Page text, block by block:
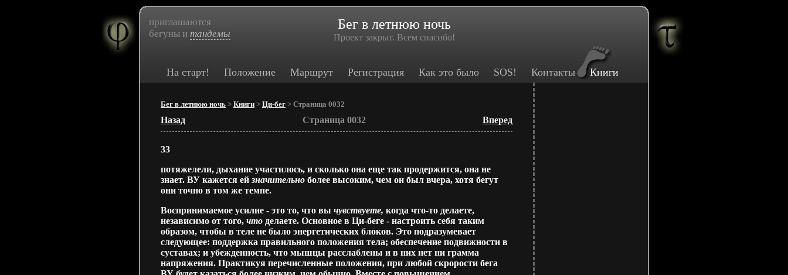
приглашаются
бегуны и тандемы
Бег в летнюю ночь
Проект закрыт. Всем спасибо!
На старт! Положение Маршрут Регистрация Как это было SOS! Контакты Книги
Бег в летнюю ночь > Книги > Ци-бег > Страница 0032
Назад Страница 0032 Вперед
33
потяжелели, дыхание участилось, и сколько она еще так продержится, она не
знает. ВУ кажется ей значительно более высоким, чем он был вчера, хотя бегут
они точно в том же темпе.
Воспринимаемое усилие - это то, что вы чувствуете, когда что-то делаете,
независимо от того, что делаете. Основное в Ци-беге - настроить себя таким
образом, чтобы в теле не было энергетических блоков. Это подразумевает
следующее: поддержка правильного положения тела; обеспечение подвижности в
суставах; и убежденность, что мышцы расслаблены и в них нет ни грамма
напряжения. Практикуя перечисленные положения, при любой скрорости бега